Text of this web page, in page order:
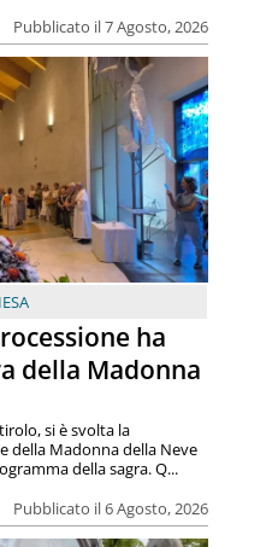
Pubblicato il 7 Agosto, 2026
ha
della Madonna
Pubblicato il 6 Agosto, 2026
si è svolta la
della Madonna della Neve
della sagra. Q...